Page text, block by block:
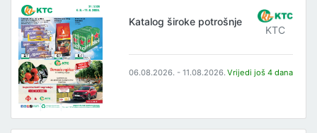
Katalog široke potrošnje
KTC
06.08.2026. - 11.08.2026. Vrijedi još 4 dana